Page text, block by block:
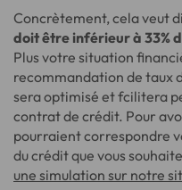
Concrètement, cela veut
doit être inférieur à 33%
Plus votre situation
recommandation de taux
sera optimisé et fcilitera
contrat de crédit. Pour
pourraient correspondre
du crédit que vous
une simulation sur notre